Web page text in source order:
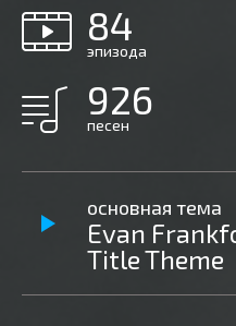
84
эпизода
926
песен
основная тема
Evan
Title Theme